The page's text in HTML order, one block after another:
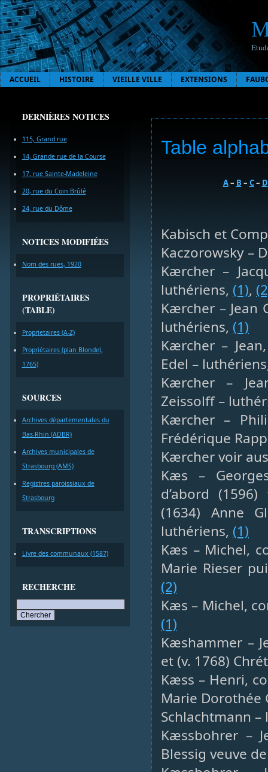
ACCUEIL HISTOIRE VIEILLE VILLE EXTENSIONS
DERNIÈRES NOTICES
115, Grand rue
14, Grande rue de la Course
17, rue Sainte-Madeleine
20, rue du Coin Brûlé
24, rue du Dôme
NOTICES MODIFIÉES
Nom des rues, 1920
PROPRIÉTAIRES
(TABLE)
Proprietaires (A-Z)
Propriétaires (plan Blondel,
1765)
SOURCES
Archives départementales du
Bas-Rhin (ADBR)
Archives municipales de
Strasbourg (AMS)
Registres paroissiaux de
Strasbourg
TRANSCRIPTIONS
Livre des communaux (1587)
RECHERCHE
Table
A– B – C– D
Kabisch et
Kaczorowsky –
Kærcher –
luthériens, (1),
Kærcher – Jean
luthériens, (1)
Kærcher –
Edel –
Kærcher –
Zeissolff –
Kærcher –
Frédérique
Kærcher voir
Kæs –
d’abord
(1634) Anne
luthériens, (1)
Kæs – Michel,
Marie Rieser
(2)
Kæs – Michel,
(1)
Kæshammer –
et (v. 1768)
Kæss – Henri,
Marie Dorothée
Schlachtmann
Kæssbohrer –
Blessig veuve